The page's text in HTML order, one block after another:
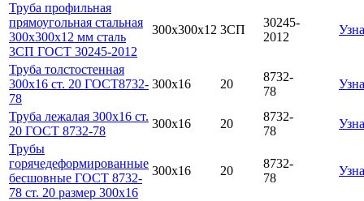
Труба профильная
прямоугольная стальная
300х300х12 мм сталь
3СП ГОСТ 30245-2012
300х300х12 3СП
30245-
2012
Труба толстостенная
300х16 ст. 20 ГОСТ8732-
78
300х16 20
8732-
78
Труба лежалая 300х16 ст.
20 ГОСТ 8732-78
300х16 20
8732-
78
Трубы
горячедеформированные
бесшовные ГОСТ 8732-
78 ст. 20 размер 300х16
300х16 20
8732-
78